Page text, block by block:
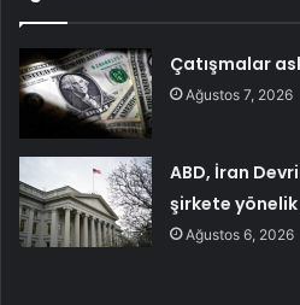
Çatışmalar
Ağustos 7, 2026
ABD, İran
şirkete yönelik
Ağustos 6, 2026